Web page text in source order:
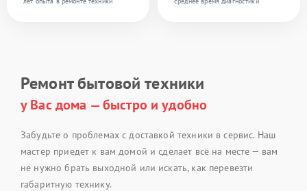
Ремонт бытовой техники
у Вас дома — быстро и удобно
Забудьте о проблемах с доставкой техники в сервис. Наш
мастер приедет к вам домой и сделает всё на месте — вам
не нужно брать выходной или искать, как перевезти
габаритную технику.